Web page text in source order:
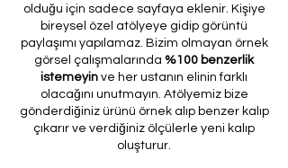
olduğu için sadece sayfaya eklenir. Kişiye
bireysel özel atölyeye gidip görüntü
paylaşımı yapılamaz. Bizim olmayan örnek
görsel çalışmalarında %100 benzerlik
istemeyin ve her ustanın elinin farklı
olacağını unutmayın. Atölyemiz bize
gönderdiğiniz ürünü örnek alıp benzer kalıp
çıkarır ve verdiğiniz ölçülerle yeni kalıp
oluşturur.